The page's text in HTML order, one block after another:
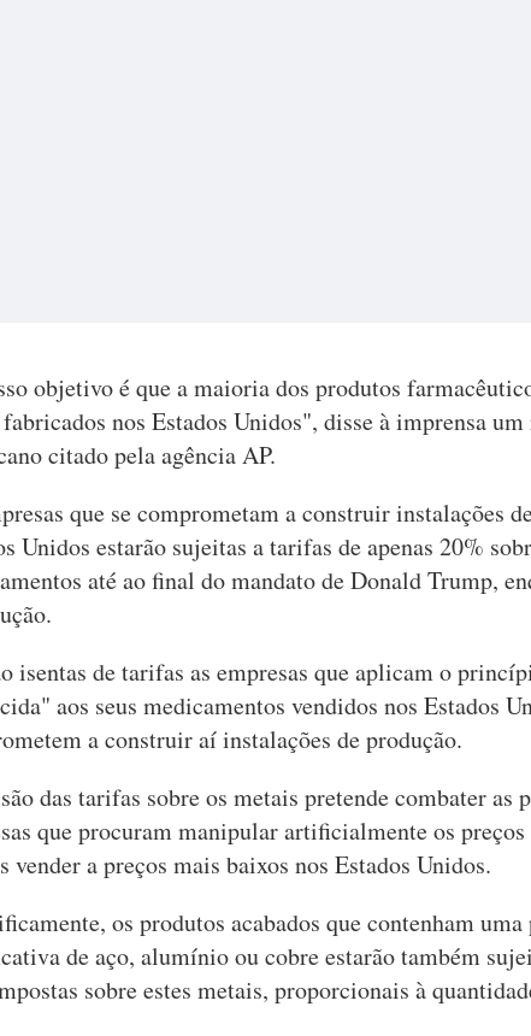
objetivo é que a maioria dos produtos
nos Estados Unidos", disse à imprensa
citado pela agência AP.
que se comprometam a construir instalações
Unidos estarão sujeitas a tarifas de apenas 20%
até ao final do mandato de Donald Trump,
isentas de tarifas as empresas que aplicam o
aos seus medicamentos vendidos nos Estados
a construir aí instalações de produção.
das tarifas sobre os metais pretende combater as
que procuram manipular artificialmente os preços
vender a preços mais baixos nos Estados Unidos.
os produtos acabados que contenham
de aço, alumínio ou cobre estarão também
sobre estes metais, proporcionais à